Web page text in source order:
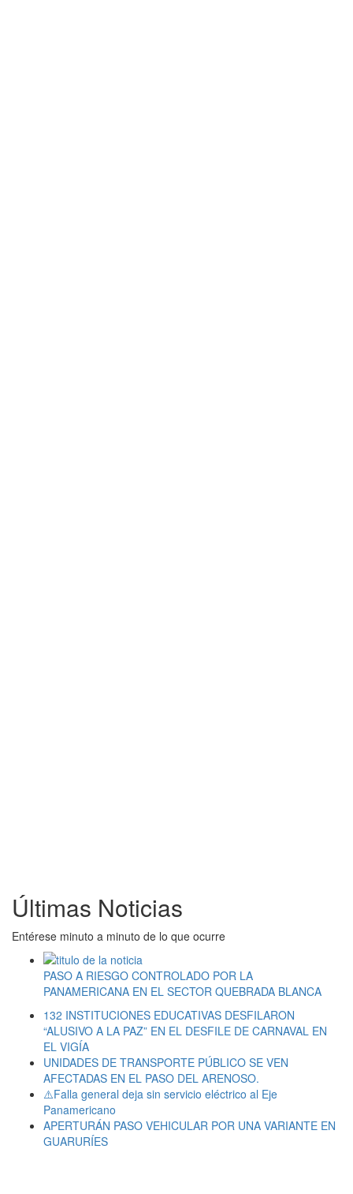
Últimas Noticias
Entérese minuto a minuto de lo que ocurre
PASO A RIESGO CONTROLADO POR LA
PANAMERICANA EN EL SECTOR QUEBRADA BLANCA
132 INSTITUCIONES EDUCATIVAS DESFILARON
“ALUSIVO A LA PAZ” EN EL DESFILE DE CARNAVAL EN
EL VIGÍA
UNIDADES DE TRANSPORTE PÚBLICO SE VEN
AFECTADAS EN EL PASO DEL ARENOSO.
⚠️Falla general deja sin servicio eléctrico al Eje
Panamericano
APERTURÁN PASO VEHICULAR POR UNA VARIANTE EN
GUARURÍES